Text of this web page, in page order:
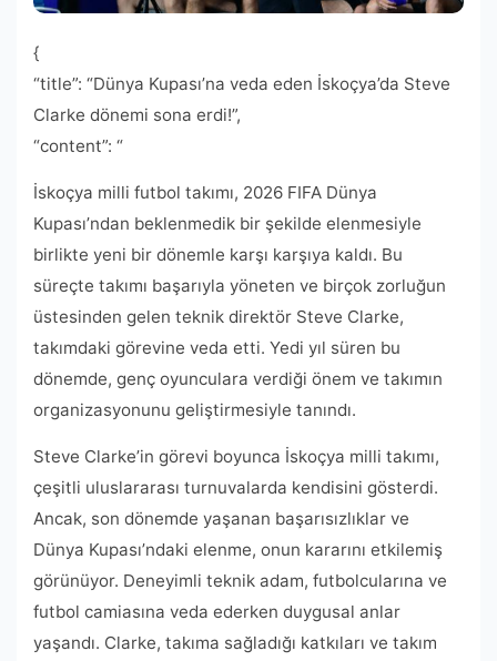
{
“title”: “Dünya Kupası’na veda eden İskoçya’da Steve
Clarke dönemi sona erdi!”,
“content”: “
İskoçya milli futbol takımı, 2026 FIFA Dünya
Kupası’ndan beklenmedik bir şekilde elenmesiyle
birlikte yeni bir dönemle karşı karşıya kaldı. Bu
süreçte takımı başarıyla yöneten ve birçok zorluğun
üstesinden gelen teknik direktör Steve Clarke,
takımdaki görevine veda etti. Yedi yıl süren bu
dönemde, genç oyunculara verdiği önem ve takımın
organizasyonunu geliştirmesiyle tanındı.
Steve Clarke’in görevi boyunca İskoçya milli takımı,
çeşitli uluslararası turnuvalarda kendisini gösterdi.
Ancak, son dönemde yaşanan başarısızlıklar ve
Dünya Kupası’ndaki elenme, onun kararını etkilemiş
görünüyor. Deneyimli teknik adam, futbolcularına ve
futbol camiasına veda ederken duygusal anlar
yaşandı. Clarke, takıma sağladığı katkıları ve takım